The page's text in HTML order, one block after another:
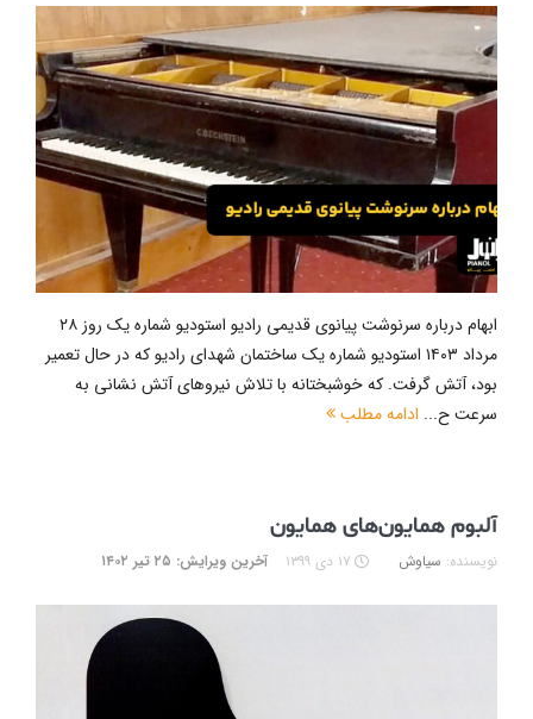
ابهام درباره سرنوشت پیانوی قدیمی رادیو استودیو شماره یک روز ۲۸
مرداد ۱۴۰۳ استودیو شماره یک ساختمان شهدای رادیو که در حال تعمیر
بود، آتش گرفت. که خوشبختانه با تلاش نیروهای آتش نشانی به
سرعت ح... ادامه مطلب
آلبوم همایون‌های همایون
نویسنده: سیاوش ۱۷ دی ۱۳۹۹ آخرین ویرایش: ۲۵ تیر ۱۴۰۲